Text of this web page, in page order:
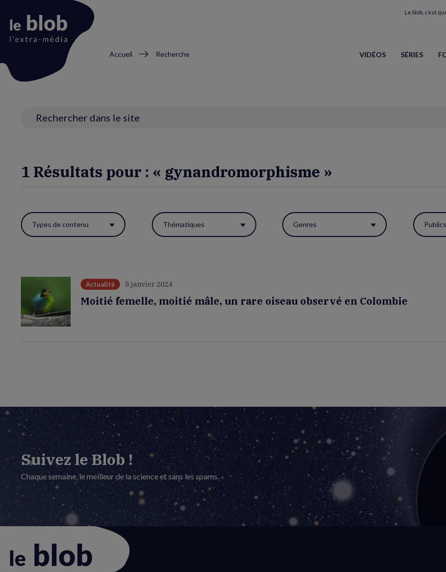
Le blob, c’est
VIDÉOS SÉRIES
Fil
Accueil Recherche
1 Résultats pour : « gynandromorphisme »
Utiliser
ces
réactualiser
page.
Types de contenu Thématiques Genres Publics
Actualité 8 janvier 2024
Moitié femelle, moitié mâle, un rare oiseau observé en Colombie
Suivez le Blob !
Chaque semaine, le meilleur de la science et sans les spams.